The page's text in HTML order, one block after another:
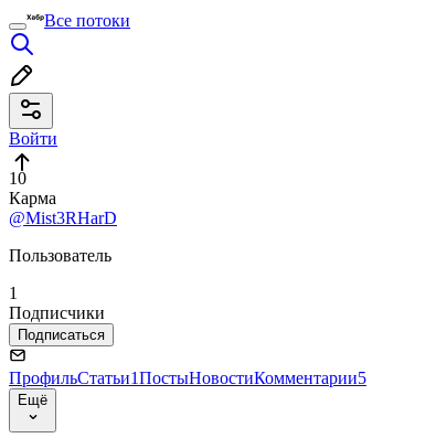
Все потоки
Войти
10
Карма
@Mist3RHarD
Пользователь
1
Подписчики
Подписаться
ПрофильСтатьи1ПостыНовостиКомментарии5
Ещё